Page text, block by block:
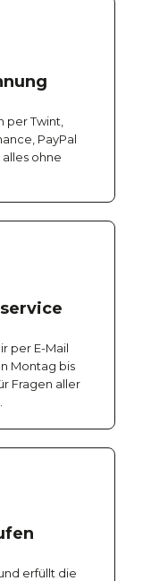
per Twint,
PayPal
ohne
per E-Mail
Montag bis
Fragen aller
erfüllt die